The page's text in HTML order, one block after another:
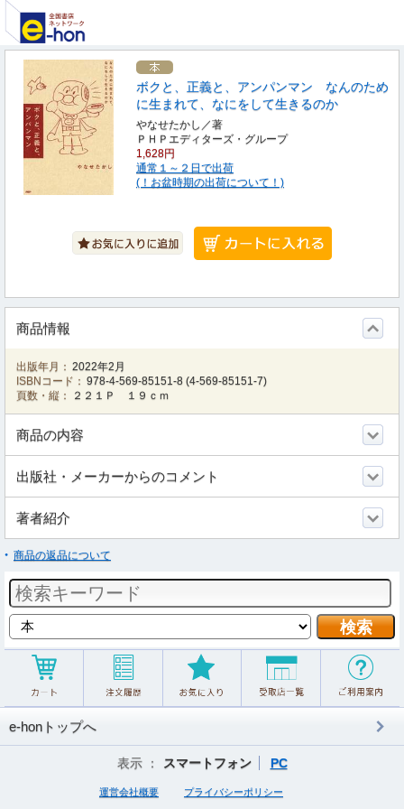
ボクと、正義と、アンパンマン なんのため
に生まれて、なにをして生きるのか
やなせたかし／著
ＰＨＰエディターズ・グループ
1,628円
通常１～２日で出荷
(！お盆時期の出荷について！)
商品情報
出版年月： 2022年2月
ISBNコード： 978-4-569-85151-8 (4-569-85151-7)
頁数・縦：
２２１Ｐ １９ｃｍ
商品の内容
出版社・メーカーからのコメント
著者紹介
商品の返品について
e-honトップへ
表示 ： スマートフォン PC
運営会社概要 プライバシーポリシー